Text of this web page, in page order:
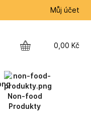
0,00 Kč
Můj účet
Non-food
Produkty